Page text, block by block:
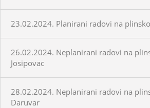
23.02.2024. Planirani radovi na
26.02.2024. Neplanirani radovi na
Josipovac
28.02.2024. Neplanirani radovi na
Daruvar